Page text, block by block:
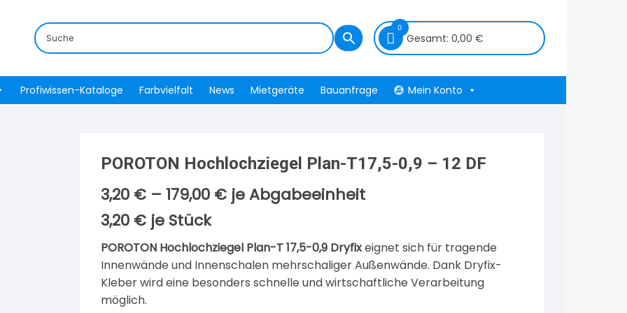
0
Gesamt: 0,00 €
Profiwissen-Kataloge Farbvielfalt News Mietgeräte Bauanfrage Mein Konto
POROTON Hochlochziegel Plan-T17,5-0,9 – 12 DF
3,20 € – 179,00 € je Abgabeeinheit
3,20 € je Stück
POROTON Hochlochziegel Plan-T 17,5-0,9 Dryfixeignet sich für tragende
Innenwände und Innenschalen mehrschaliger Außenwände. Dank Dryfix-
Kleber wird eine besonders schnelle und wirtschaftliche Verarbeitung
möglich.